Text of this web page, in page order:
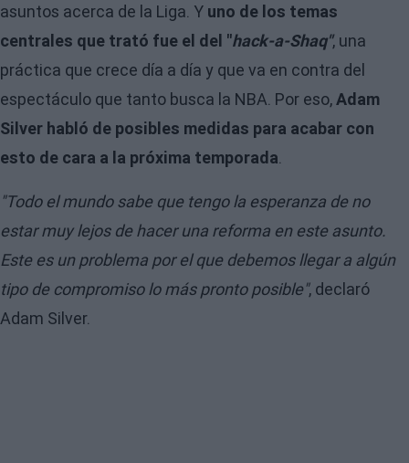
asuntos acerca de la Liga. Y uno de los temas
centrales que trató fue el del "hack-a-Shaq", una
práctica que crece día a día y que va en contra del
espectáculo que tanto busca la NBA. Por eso,Adam
Silver habló de posibles medidas para acabar con
esto de cara a la próxima temporada.
"Todo el mundo sabe que tengo la esperanza de no
estar muy lejos de hacer una reforma en este asunto.
Este es un problema por el que debemos llegar a algún
tipo de compromiso lo más pronto posible", declaró
Adam Silver.